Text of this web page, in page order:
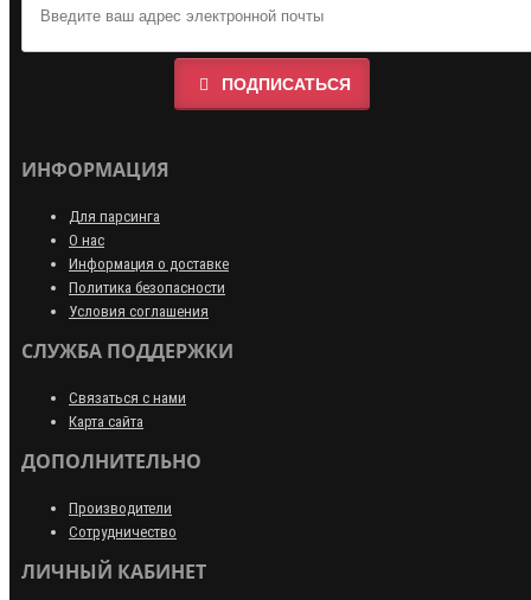
ПОДПИСАТЬСЯ
ИНФОРМАЦИЯ
Для парсинга
О нас
Информация о доставке
Политика безопасности
Условия соглашения
СЛУЖБА ПОДДЕРЖКИ
Связаться с нами
Карта сайта
ДОПОЛНИТЕЛЬНО
Производители
Сотрудничество
ЛИЧНЫЙ КАБИНЕТ